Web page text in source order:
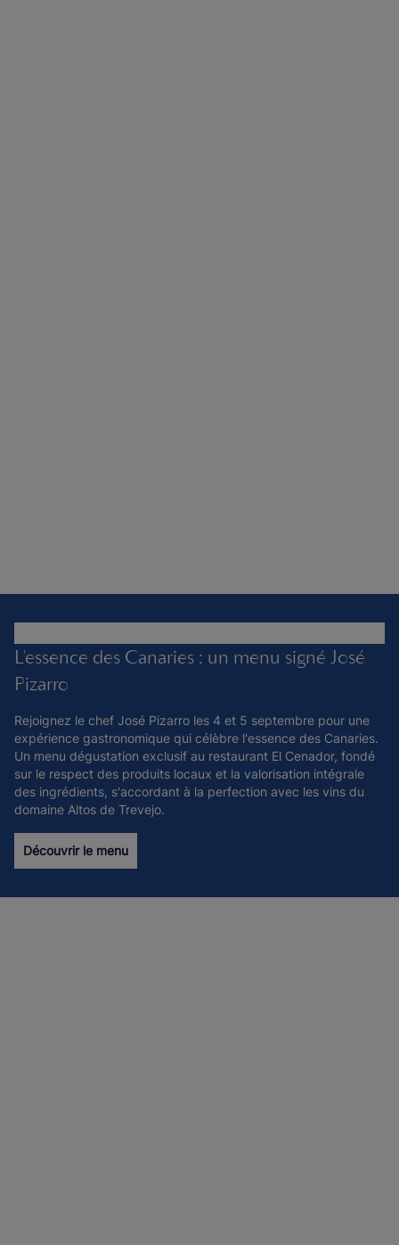
L'essence des Canaries : un menu signé José
Pizarro
Rejoignez le chef José Pizarro les 4 et 5 septembre pour une
expérience gastronomique qui célèbre l'essence des Canaries.
Un menu dégustation exclusif au restaurant El Cenador, fondé
sur le respect des produits locaux et la valorisation intégrale
des ingrédients, s'accordant à la perfection avec les vins du
domaine Altos de Trevejo.
Découvrir le menu